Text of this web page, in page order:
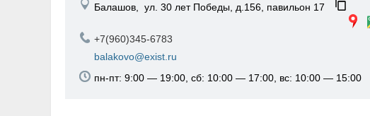
Балашов, ул. 30 лет Победы, д.156, павильон 17
+7(960)345-6783
balakovo@exist.ru
пн-пт: 9:00 — 19:00, сб: 10:00 — 17:00, вс: 10:00 — 15:00